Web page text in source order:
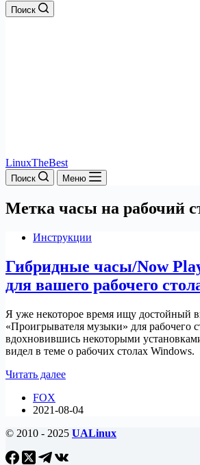
Поиск
LinuxTheBest
Поиск Меню
Метка часы на рабочий
Инструкции
Гибридные часы/Now
для вашего рабочего
Я уже некоторое время ищу достойный
«Проигрывателя музыки» для рабочего
вдохновившись некоторыми
видел в теме о рабочих столах Windows.
Читать далееГибридные
Conky
вашего
стола
FOX
2021-08-04
© 2010 - 2025 UALinux